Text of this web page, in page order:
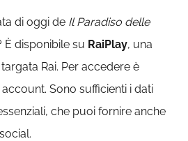
di oggi de Il Paradiso delle
disponibile su RaiPlay, una
targata Rai. Per accedere è
Sono sufficienti i dati
che puoi fornire anche